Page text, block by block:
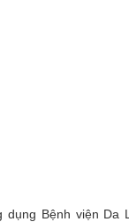
Bệnh viện Da